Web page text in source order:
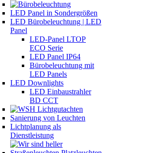
LED Panel in Sondergrößen
LED Bürobeleuchtung | LED
Panel
LED-Panel LTOP
ECO Serie
LED Panel IP64
Bürobeleuchtung mit
LED Panels
LED Downlights
LED Einbaustrahler
BD CCT
Sanierung von Leuchten
Lichtplanung als
Dienstleistung